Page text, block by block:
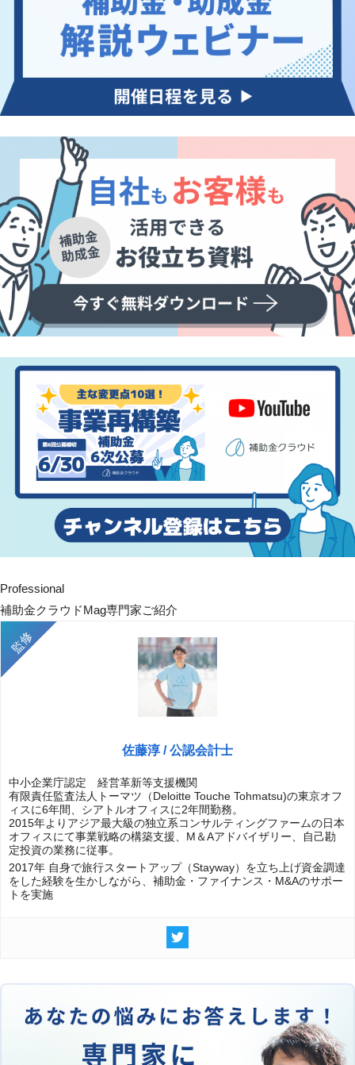
Professional
補助金クラウドMag専門家ご紹介
佐藤淳 / 公認会計士
中小企業庁認定 経営革新等支援機関
有限責任監査法人トーマツ（Deloitte Touche Tohmatsu)の東京オフ
ィスに6年間、シアトルオフィスに2年間勤務。
2015年よりアジア最大級の独立系コンサルティングファームの日本
オフィスにて事業戦略の構築支援、M＆Aアドバイザリー、自己勘
定投資の業務に従事。
2017年 自身で旅行スタートアップ（Stayway）を立ち上げ資金調達
をした経験を生かしながら、補助金・ファイナンス・M&Aのサポー
トを実施